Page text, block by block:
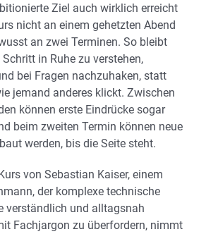
Ziel auch wirklich erreicht
nicht an einem gehetzten Abend
an zwei Terminen. So bleibt
in Ruhe zu verstehen,
bei Fragen nachzuhaken, statt
jemand anderes klickt. Zwischen
können erste Eindrücke sogar
beim zweiten Termin können neue
werden, bis die Seite steht.
von Sebastian Kaiser, einem
der komplexe technische
verständlich und alltagsnah
Fachjargon zu überfordern, nimmt